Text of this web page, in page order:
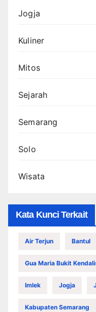
Jogja
Kuliner
Mitos
Sejarah
Semarang
Solo
Wisata
Kata Kunci Terkait
Air Terjun Bantul
Gua Maria Bukit
Imlek Jogja
Kabupaten Semarang